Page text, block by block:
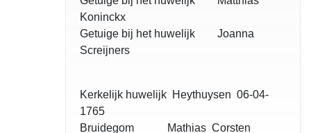
Koninckx
Getuige bij het huwelijk Joanna
Screijners
Kerkelijk huwelijk Heythuysen 06-04-
1765
Bruidegom Mathias Corsten